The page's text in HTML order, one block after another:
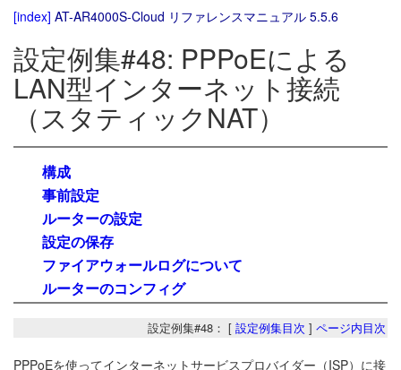
[index] AT-AR4000S-Cloud リファレンスマニュアル 5.5.6
設定例集#48: PPPoEによる
LAN型インターネット接続
（スタティックNAT）
構成
事前設定
ルーターの設定
設定の保存
ファイアウォールログについて
ルーターのコンフィグ
設定例集#48： [ 設定例集目次 ] ページ内目次
PPPoEを使ってインターネットサービスプロバイダー（ISP）に接